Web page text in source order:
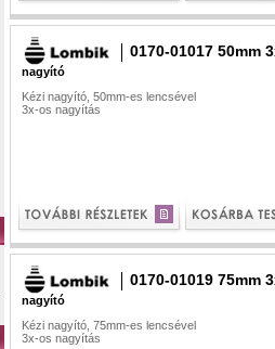
0170-01017 50mm
nagyító
Kézi nagyító, 50mm-es lencsével
3x-os nagyítás
0170-01019 75mm
nagyító
Kézi nagyító, 75mm-es lencsével
3x-os nagyítás